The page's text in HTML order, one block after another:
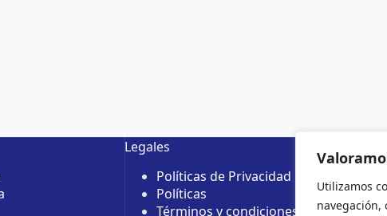
Utilizamos
navegación,
Legales
Políticas de Privacidad
Políticas
Términos y condiciones